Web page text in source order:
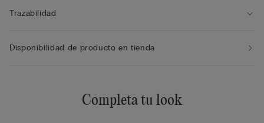
Trazabilidad
Disponibilidad de producto en tienda
Completa tu look